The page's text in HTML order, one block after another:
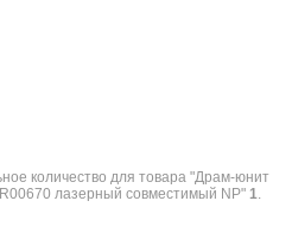
количество для товара "Драм-юнит
лазерный совместимый NP" 1.